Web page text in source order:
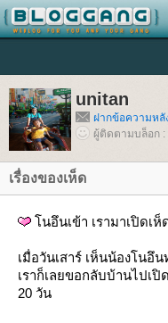
unitan
ฝากข้อความหลั
ผู้ติดตามบล็อก :
เรื่องของเห็ด
นอึนเข้า เรามาเปิดเห็
เมื่อวันเสาร์ เห็นน้องโน
เราก็เลยขอกลับบ้านไปเ
20 วัน